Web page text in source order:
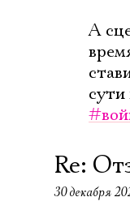
А
сути
Re:
30 декабря